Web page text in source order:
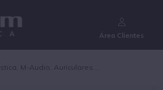
Área Clientes